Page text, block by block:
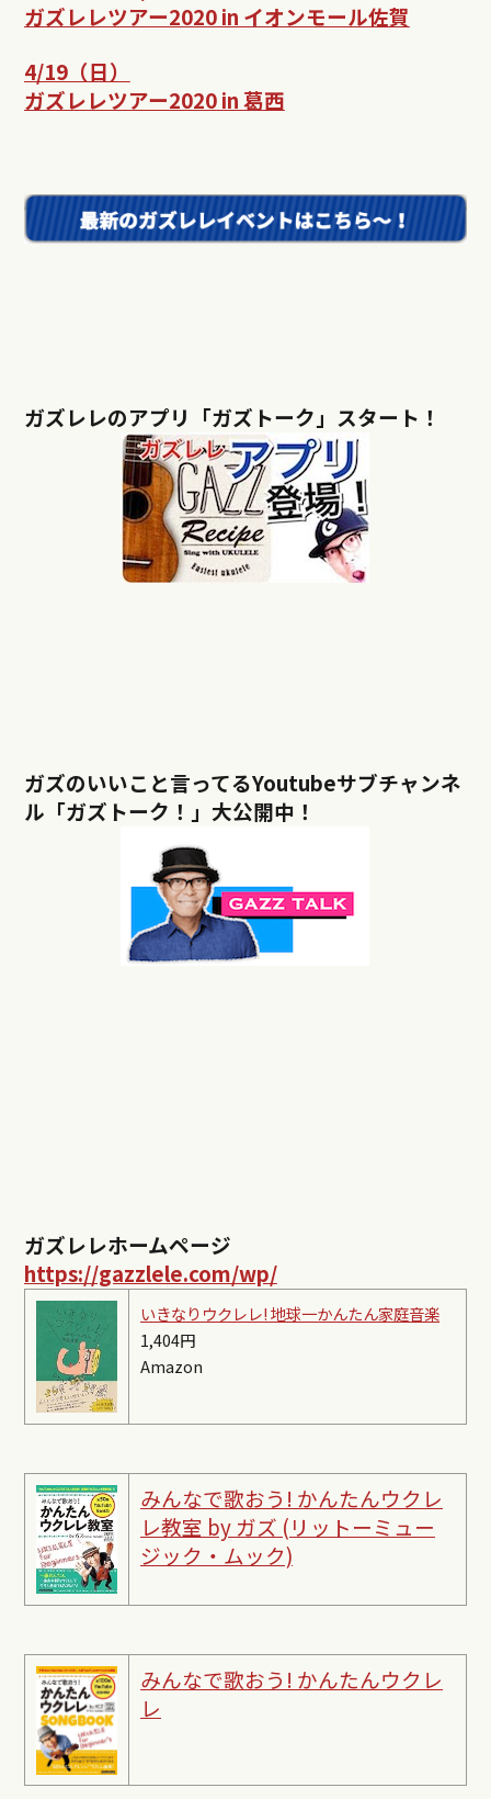
ガズレレツアー2020 in イオンモール佐賀
4/19（日）
ガズレレツアー2020 in 葛西
ガズレレのアプリ「ガズトーク」スタート！
ガズのいいこと言ってるYoutubeサブチャンネ
ル「ガズトーク！」大公開中！
ガズレレホームページ
https://gazzlele.com/wp/
いきなりウクレレ! 地球一かんたん家庭音楽
1,404円
Amazon
みんなで歌おう! かんたんウクレ
レ教室 by ガズ (リットーミュー
ジック・ムック)
みんなで歌おう! かんたんウクレ
レ